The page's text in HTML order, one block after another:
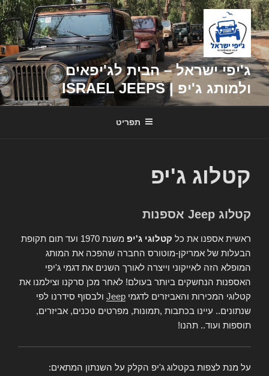
דילוג
לתוכן
ג'יפי ישראל – הבית לג'יפאים
ולמותג ג'יפ | ISRAEL JEEPS
תפריט
קטלוג ג'יפ
קטלוג Jeep אספנות
ראשית אספנו את כל קטלוגי ג'יפ
משנת 1970 ועד תום תקופת
הבעלות של אמריקן-מוטורס החברה שהפכה את המותג
המופלא הזה לאייקוני וייצרה לאורך השנים את דגמי ג'יפי
האספנות הנחשקים ביותר בעולם! לאחר מכן סרקנו וצילמנו את
קטלוגי המכירות והאביזרים לדגמי Jeep ולבסוף סידרנו לפי
שנתונים.. עיינו בכתבות ,תמונות, מפרטים טכנים, אביזרים,
תוספות ועוד.. תהנו!
על מנת לצפות בקטלוג ג'יפ הקלק על השנתון המתאים: